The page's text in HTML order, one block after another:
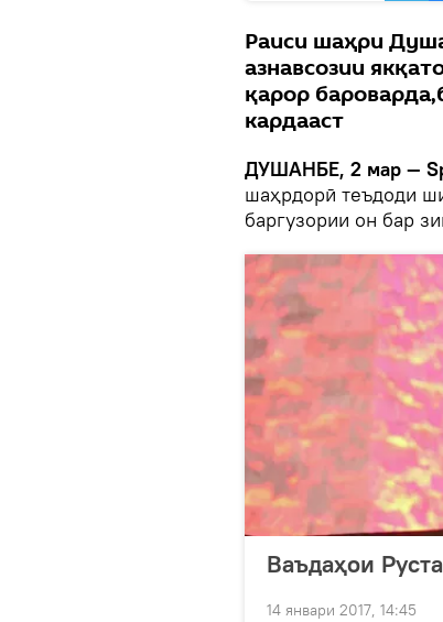
Раиси шаҳри
азнавсозии
қарор
кардааст
ДУШАНБЕ, 2 мар —
шаҳрдорӣ теъдоди
баргузории он бар
Ваъдаҳои
14 январи 2017, 14:45